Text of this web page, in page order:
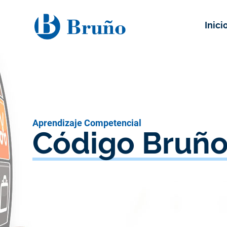
Aprendizaje Competencial
Código Bruño